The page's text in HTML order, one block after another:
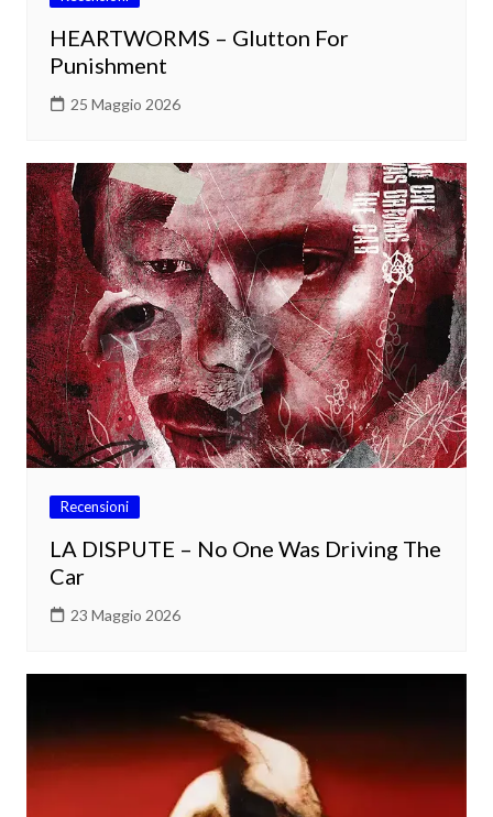
HEARTWORMS – Glutton For
Punishment
25 Maggio 2026
Recensioni
LA DISPUTE – No One Was Driving The
Car
23 Maggio 2026